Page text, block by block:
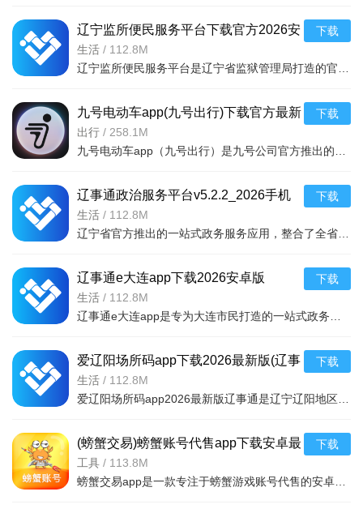
辽事通小程序app健康码申请流程
康码”功能，申请开通扫码员权限，组织本场所扫码工作人员熟练
掌握相关流程和规范，利用“辽事通”健康二维码赋码和验码功
能，对进入场所人员实行扫码管理。
第一步：点击【申领办理】，进入信息填报页；
第二步：如实填报相关信息；
第三步：比对信息，根据风险等级，发放不同颜色【健康通
辽宁监所便民服务平台下载官方2026安
卓版5.2.22026手机版
生活 / 112.8M
下载
九号电动车app(九号出行)下载官方最新
版v6.10.8.1 2026手机版
出行 / 258.1M
下载
辽事通政治服务平台v5.2.2_2026手机
版
生活 / 112.8M
下载
辽事通e大连app下载2026安卓版
v5.2.2-2026手机版
生活 / 112.8M
下载
爱辽阳场所码app下载2026最新版(辽事
通)v5.2.2 2026手机版
生活 / 112.8M
下载
(螃蟹交易)螃蟹账号代售app下载安卓最
新版v6.8.8 2026手机版
工具 / 113.8M
下载